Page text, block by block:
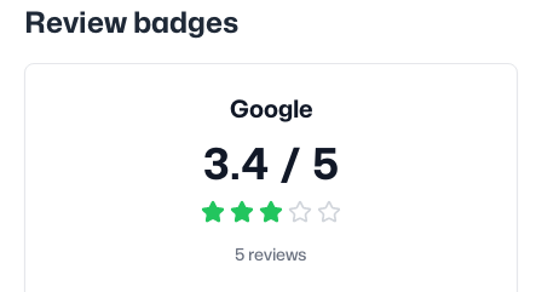
Review badges
Google
3.4 / 5
5 reviews